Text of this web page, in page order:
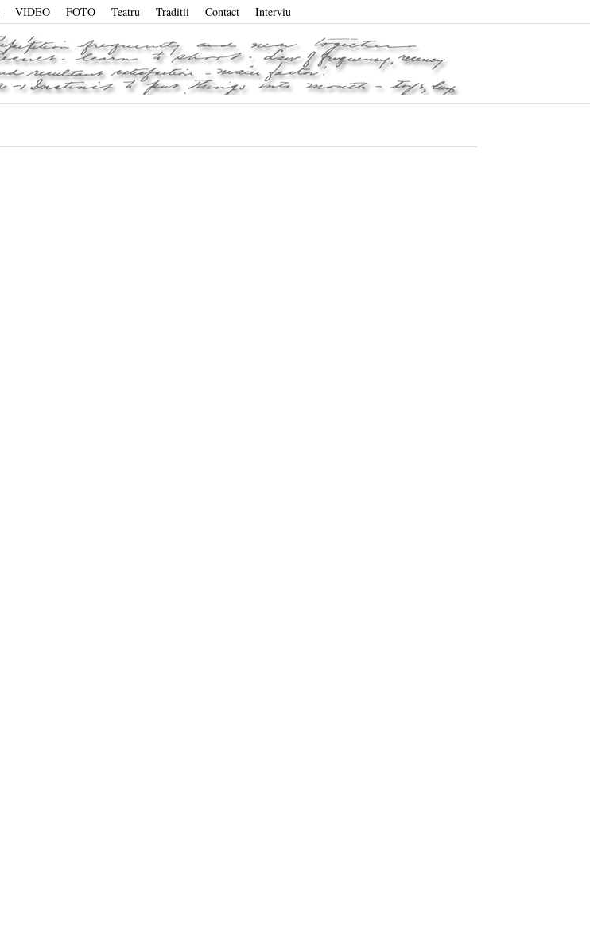
VIDEO FOTO Teatru Traditii Contact Interviu